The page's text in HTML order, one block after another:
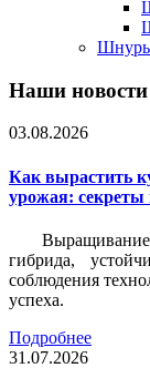
Наши новости
03.08.2026
Как вырастить
урожая: секреты
гибрида,
соблюдения
успеха.
Подробнее
31.07.2026